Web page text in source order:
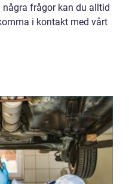
frågor kan du alltid
i kontakt med vårt